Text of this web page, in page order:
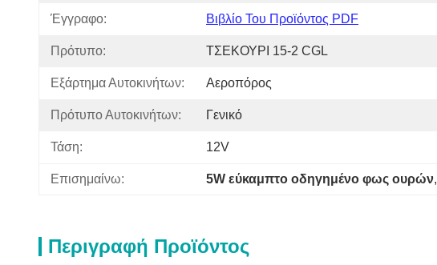
Έγγραφο: Βιβλίο Του Προϊόντος PDF
Πρότυπο: ΤΣΕΚΟΥΡΙ 15-2 CGL
Εξάρτημα Αυτοκινήτων: Αεροπόρος
Πρότυπο Αυτοκινήτων: Γενικό
Τάση: 12V
Επισημαίνω: 5W εύκαμπτο οδηγημένο φως ουρών,
Περιγραφή Προϊόντος